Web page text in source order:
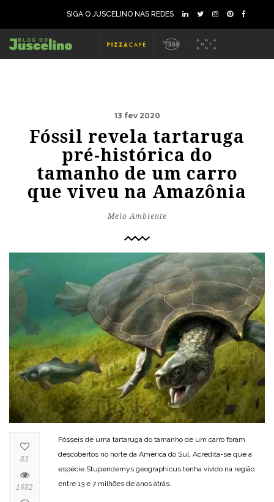
SIGA O JUSCELINO NAS REDES
13 fev 2020
Fóssil revela tartaruga
pré-histórica do
tamanho de um carro
que viveu na Amazônia
Meio Ambiente
Fósseis de uma tartaruga do tamanho de um carro foram
descobertos no norte da América do Sul. Acredita-se que a
espécie Stupendemys geographicus tenha vivido na região
entre 13 e 7 milhões de anos atrás.
83
1682